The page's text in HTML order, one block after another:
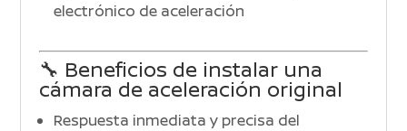
electrónico de aceleración
🔧 Beneficios de instalar una
cámara de aceleración original
Respuesta inmediata y precisa del